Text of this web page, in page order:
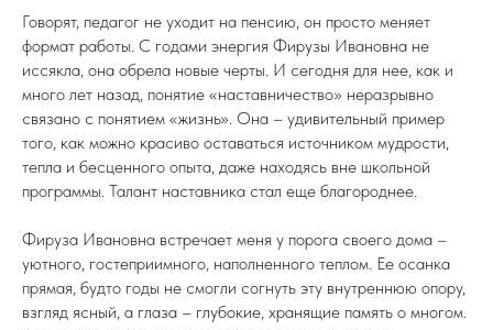
Говорят, педагог не уходит на пенсию, он просто меняет
формат работы. С годами энергия Фирузы Ивановна не
иссякла, она обрела новые черты. И сегодня для нее, как и
много лет назад, понятие «наставничество» неразрывно
связано с понятием «жизнь». Она – удивительный пример
того, как можно красиво оставаться источником мудрости,
тепла и бесценного опыта, даже находясь вне школьной
программы. Талант наставника стал еще благороднее.
Фируза Ивановна встречает меня у порога своего дома –
уютного, гостеприимного, наполненного теплом. Ее осанка
прямая, будто годы не смогли согнуть эту внутреннюю опору,
взгляд ясный, а глаза – глубокие, хранящие память о многом.